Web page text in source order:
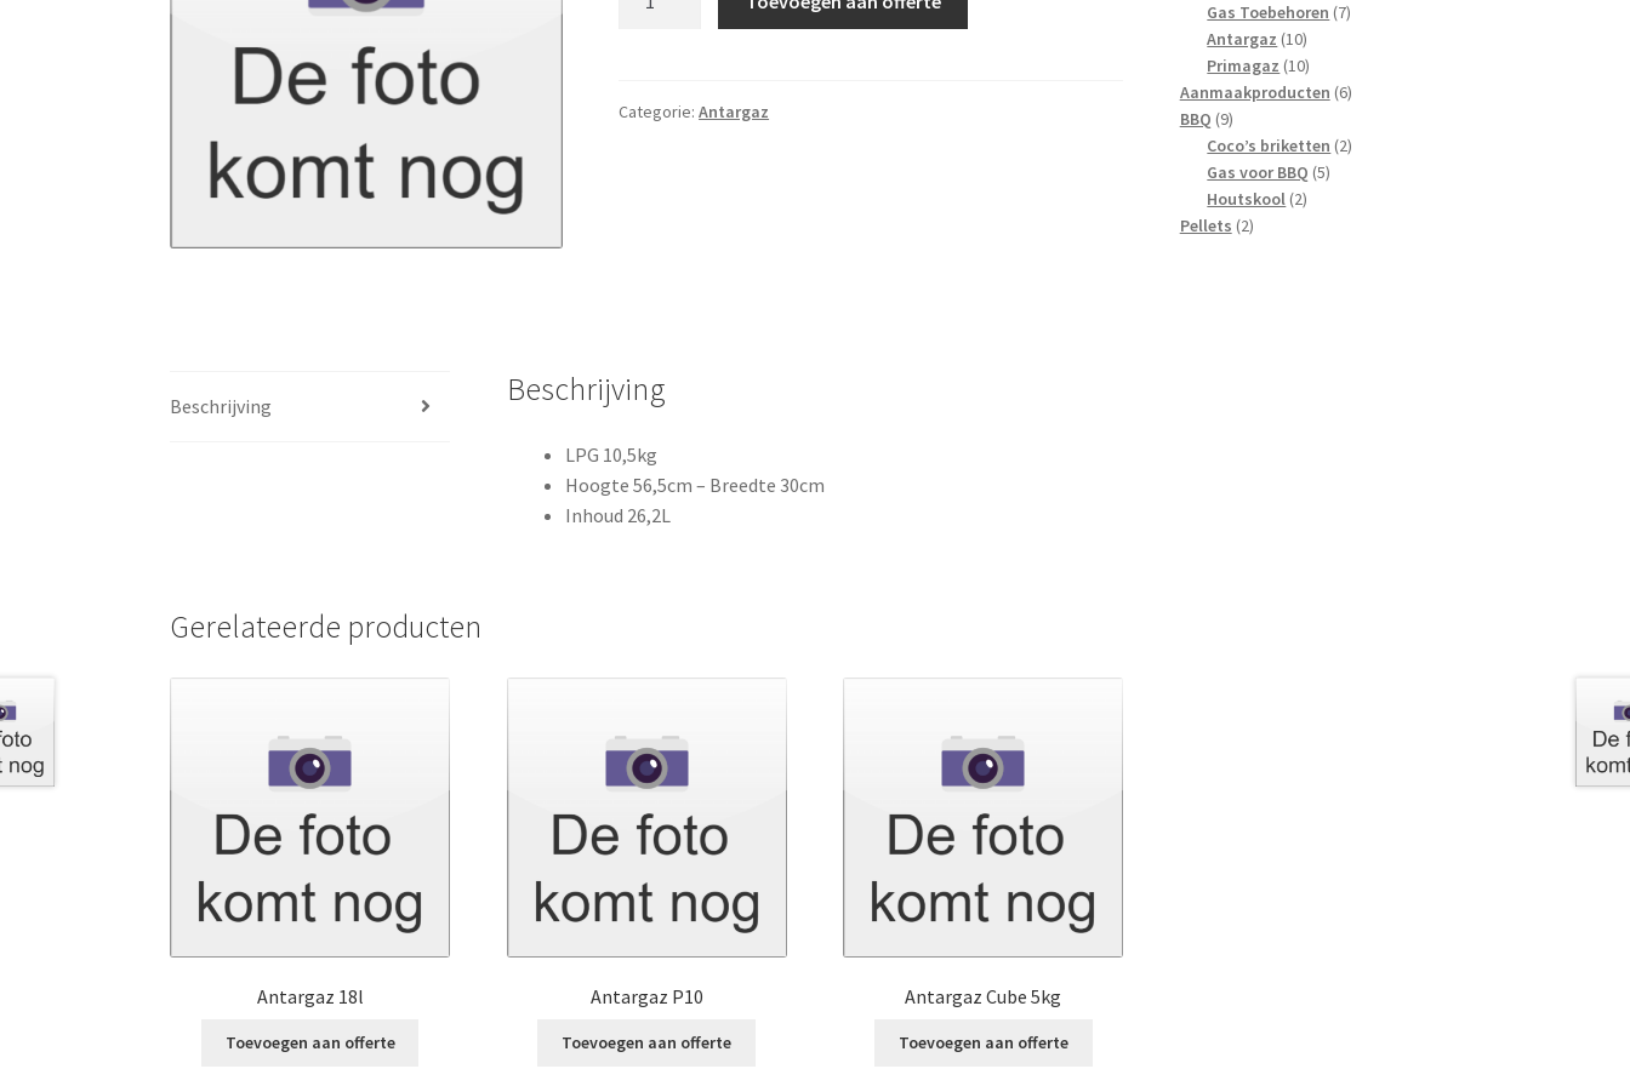
Categorie:Antargaz
Beschrijving Beschrijving
LPG 10,5kg
Hoogte 56,5cm – Breedte 30cm
Inhoud 26,2L
Gerelateerde producten
Antargaz 18l
Toevoegen aan offerte
Antargaz P10
Toevoegen aan offerte
Antargaz Cube 5kg
Toevoegen aan offerte
producten
Gas Toebehoren 77
Antargaz 1010
producten
Primagaz 1010
producten
Aanmaakproducten 66
BBQ 99
producten
Coco’s briketten 22
Gas voor BBQ 55
Houtskool 22
Pellets 22